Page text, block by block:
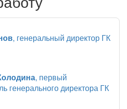
, генеральный директор ГК
, первый
генерального директора ГК